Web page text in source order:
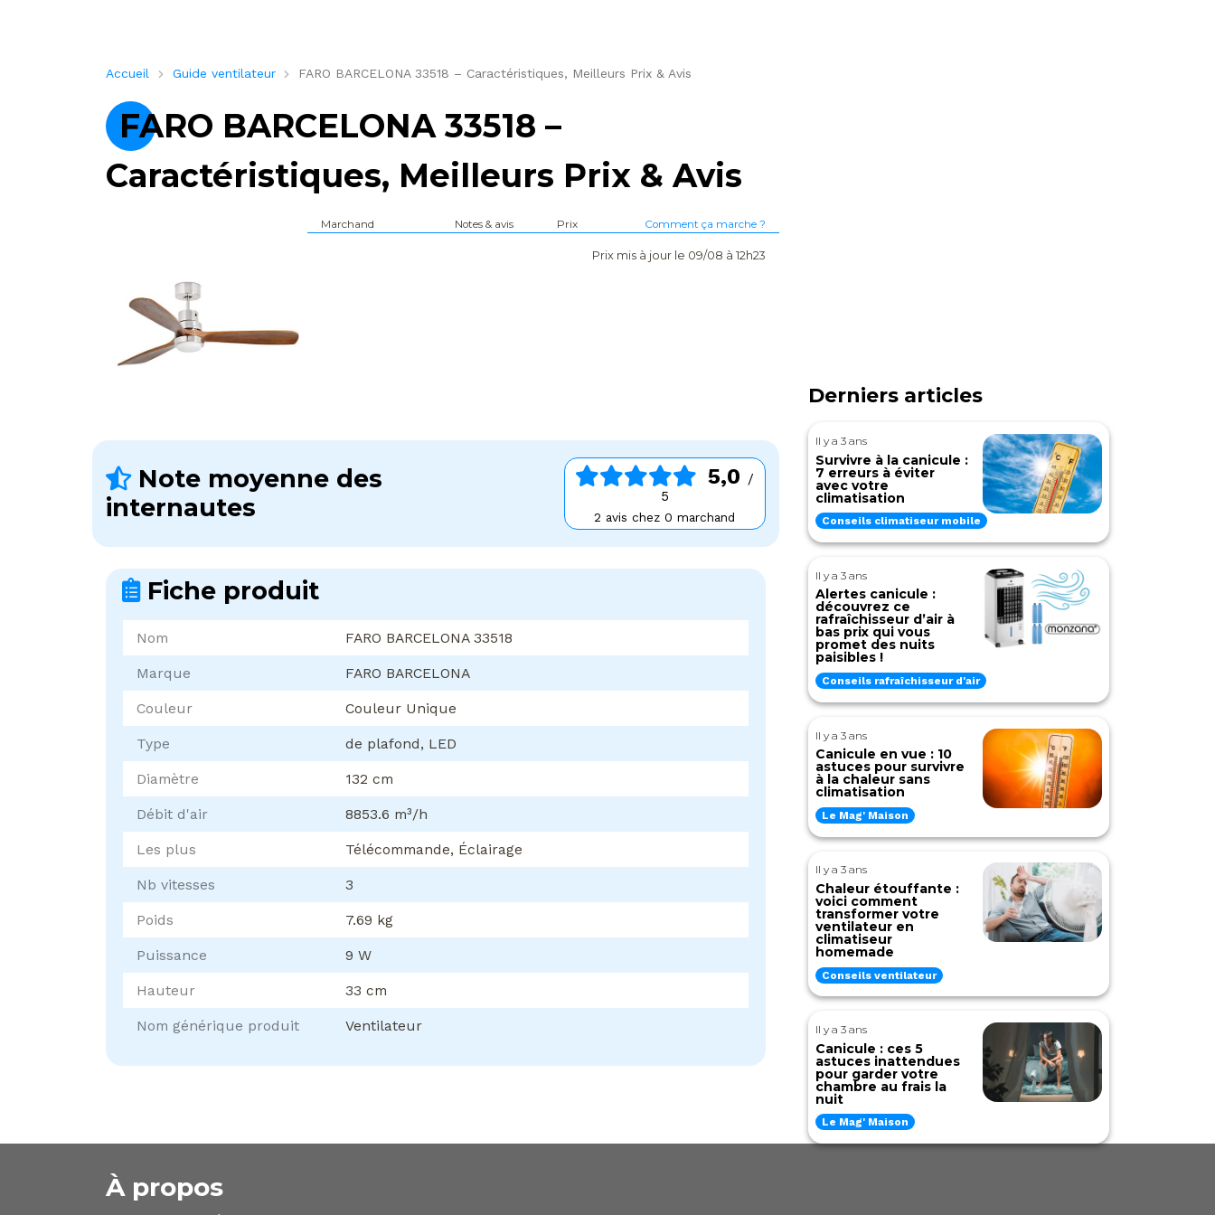
Accueil Guide ventilateur FARO BARCELONA 33518 – Caractéristiques, Meilleurs Prix & Avis
FARO BARCELONA 33518 –
Caractéristiques, Meilleurs Prix & Avis
Marchand Notes & avis Prix Comment ça marche ?
Prix mis à jour le 09/08 à 12h23
Note moyenne des
internautes
5,0 /
5
2 avis chez 0 marchand
Fiche produit
Nom FARO BARCELONA 33518
Marque FARO BARCELONA
Couleur Couleur Unique
Type de plafond, LED
Diamètre 132 cm
Débit d'air 8853.6 m³/h
Les plus Télécommande, Éclairage
Nb vitesses 3
Poids 7.69 kg
Puissance 9 W
Hauteur 33 cm
Nom générique produit Ventilateur
Derniers articles
Il y a 3 ans
Survivre à la canicule :
7 erreurs à éviter
avec votre
climatisation
Conseils climatiseur mobile
Il y a 3 ans
Alertes canicule :
découvrez ce
rafraîchisseur d’air à
bas prix qui vous
promet des nuits
paisibles !
Conseils rafraîchisseur d'air
Il y a 3 ans
Canicule en vue : 10
astuces pour survivre
à la chaleur sans
climatisation
Le Mag' Maison
Il y a 3 ans
Chaleur étouffante :
voici comment
transformer votre
ventilateur en
climatiseur
homemade
Conseils ventilateur
Il y a 3 ans
Canicule : ces 5
astuces inattendues
pour garder votre
chambre au frais la
nuit
Le Mag' Maison
À propos